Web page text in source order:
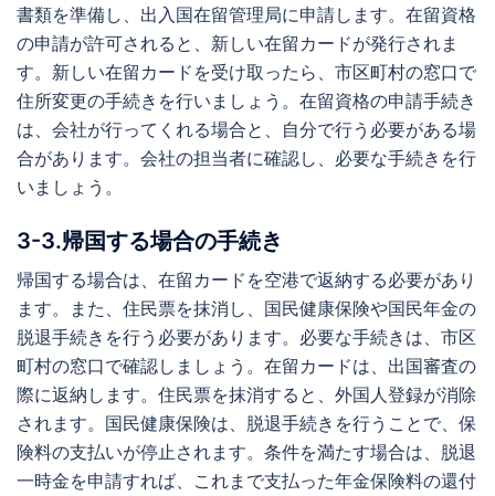
書類を準備し、出入国在留管理局に申請します。在留資格
の申請が許可されると、新しい在留カードが発行されま
す。新しい在留カードを受け取ったら、市区町村の窓口で
住所変更の手続きを行いましょう。在留資格の申請手続き
は、会社が行ってくれる場合と、自分で行う必要がある場
合があります。会社の担当者に確認し、必要な手続きを行
いましょう。
3-3.帰国する場合の手続き
帰国する場合は、在留カードを空港で返納する必要があり
ます。また、住民票を抹消し、国民健康保険や国民年金の
脱退手続きを行う必要があります。必要な手続きは、市区
町村の窓口で確認しましょう。在留カードは、出国審査の
際に返納します。住民票を抹消すると、外国人登録が消除
されます。国民健康保険は、脱退手続きを行うことで、保
険料の支払いが停止されます。条件を満たす場合は、脱退
一時金を申請すれば、これまで支払った年金保険料の還付